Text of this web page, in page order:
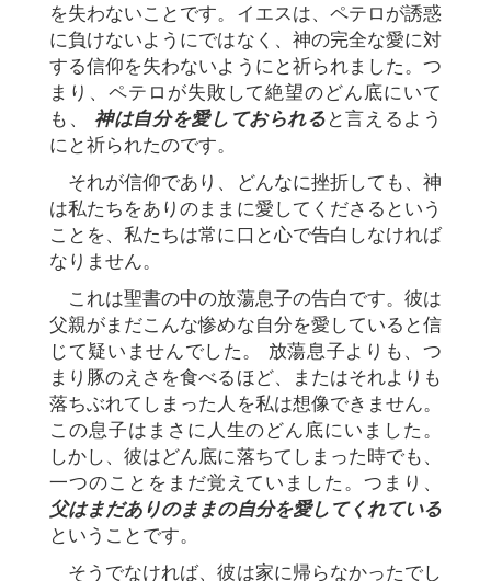
を失わないことです。イエスは、ペテロが誘惑
に負けないようにではなく、神の完全な愛に対
する信仰を失わないようにと祈られました。つ
まり、ペテロが失敗して絶望のどん底にいて
も、 神は自分を愛しておられると言えるよう
にと祈られたのです。
それが信仰であり、どんなに挫折しても、神
は私たちをありのままに愛してくださるという
ことを、私たちは常に口と心で告白しなければ
なりません。
これは聖書の中の放蕩息子の告白です。彼は
父親がまだこんな惨めな自分を愛していると信
じて疑いませんでした。 放蕩息子よりも、つ
まり豚のえさを食べるほど、またはそれよりも
落ちぶれてしまった人を私は想像できません。
この息子はまさに人生のどん底にいました。
しかし、彼はどん底に落ちてしまった時でも、
一つのことをまだ覚えていました。つまり、
父はまだありのままの自分を愛してくれている
ということです。
そうでなければ、彼は家に帰らなかったでし